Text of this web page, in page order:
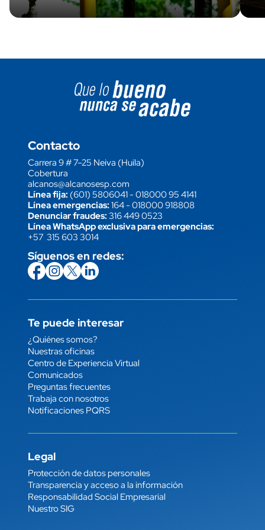
Image block
Contacto
Carrera 9 # 7–25 Neiva (Huila)
Cobertura
alcanos@alcanosesp.com
Línea fija: (601) 5806041-018000 95 4141
Línea emergencias: 164-018000 918808
Denunciar fraudes: 316 449 0523
Línea WhatsApp exclusiva para emergencias:
+57 315 603 3014
Síguenos en redes:
icon
Imagen
link icon
Imagen
link icon
Imagen
link icon
Imagen
link
Te puede interesar
Enlace
¿Quiénes somos?
Nuestras oficinas
Centro de Experiencia Virtual
Comunicados
Preguntas frecuentes
Trabaja con nosotros
Notificaciones PQRS
Legal
Enlace
Protección de datos personales
Transparencia y acceso a la información
Responsabilidad Social Empresarial
Nuestro SIG